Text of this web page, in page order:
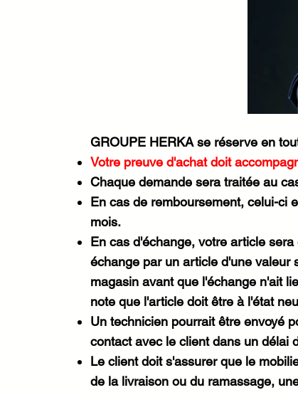
GROUPE HERKA se réserve en
Votre preuve d'achat doit
Chaque demande sera traitée au
En cas de remboursement, celui-ci
mois.
En cas d'échange, votre article
échange par un article d'une valeur
magasin avant que l'échange n'ait
note que l'article doit être à l'état
Un technicien pourrait être envoyé
contact avec le client dans un délai
Le client doit s'assurer que le
de la livraison ou du ramassage,